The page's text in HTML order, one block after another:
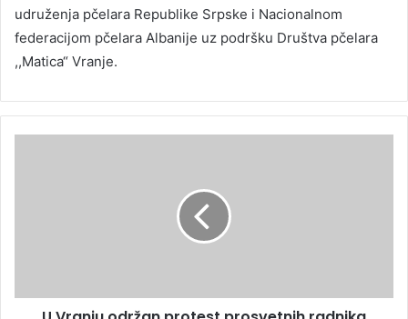
udruženja pčelara Republike Srpske i Nacionalnom
federacijom pčelara Albanije uz podršku Društva pčelara
,,Matica“ Vranje.